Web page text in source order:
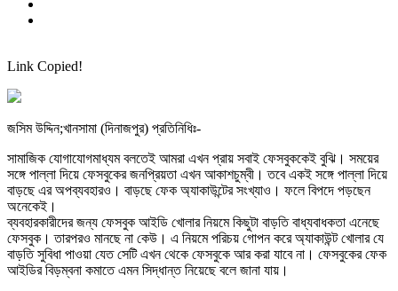
Link Copied!
জসিম উদ্দিন;খানসামা (দিনাজপুর) প্রতিনিধিঃ-
সামাজিক যোগাযোগমাধ্যম বলতেই আমরা এখন প্রায় সবাই ফেসবুককেই বুঝি। সময়ের
সঙ্গে পাল্লা দিয়ে ফেসবুকের জনপ্রিয়তা এখন আকাশচুম্বী। তবে একই সঙ্গে পাল্লা দিয়ে
বাড়ছে এর অপব্যবহারও। বাড়ছে ফেক অ্যাকাউন্টের সংখ্যাও। ফলে বিপদে পড়ছেন
অনেকেই।
ব্যবহারকারীদের জন্য ফেসবুক আইডি খোলার নিয়মে কিছুটা বাড়তি বাধ্যবাধকতা এনেছে
ফেসবুক। তারপরও মানছে না কেউ। এ নিয়মে পরিচয় গোপন করে অ্যাকাউন্ট খোলার যে
বাড়তি সুবিধা পাওয়া যেত সেটি এখন থেকে ফেসবুকে আর করা যাবে না। ফেসবুকের ফেক
আইডির বিড়ম্বনা কমাতে এমন সিদ্ধান্ত নিয়েছে বলে জানা যায়।